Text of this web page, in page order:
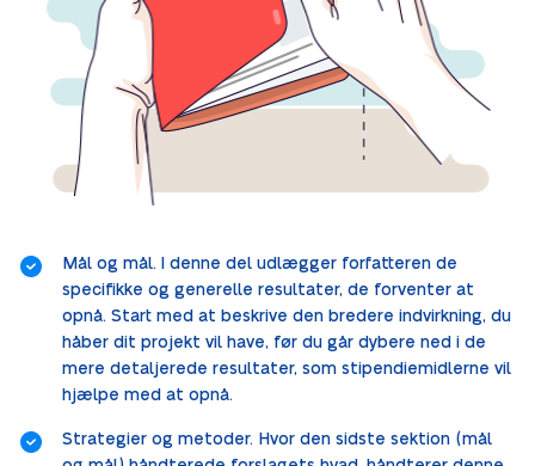
Mål og mål. I denne del udlægger forfatteren de
specifikke og generelle resultater, de forventer at
opnå. Start med at beskrive den bredere indvirkning, du
håber dit projekt vil have, før du går dybere ned i de
mere detaljerede resultater, som stipendiemidlerne vil
hjælpe med at opnå.
Strategier og metoder. Hvor den sidste sektion (mål